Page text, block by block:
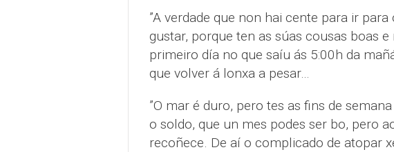
”A verdade que non hai cente para ir
gustar, porque ten as súas cousas boas
primeiro día no que saíu ás 5:00h da
que volver á lonxa a pesar…
”O mar é duro, pero tes as fins de
o soldo, que un mes podes ser bo, pero
recoñece. De aí o complicado de atopar